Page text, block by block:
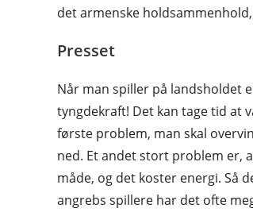
det armenske
Presset
Når man spiller på landsholdet
tyngdekraft! Det kan tage tid at
første problem, man skal
ned. Et andet stort problem er,
måde, og det koster energi. Så
angrebs spillere har det ofte